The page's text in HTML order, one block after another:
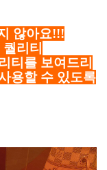
않아요!!!
리티
티를 보여드리
용할 수 있도록